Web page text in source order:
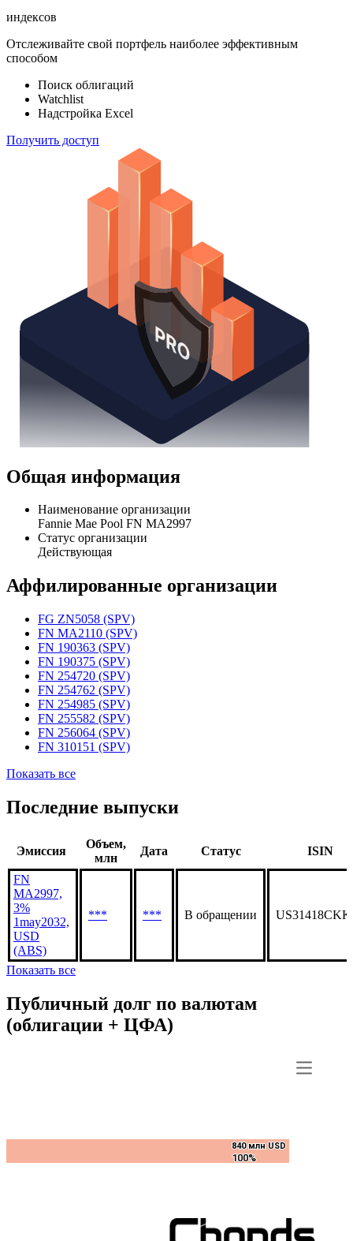
индексов
Отслеживайте свой портфель наиболее эффективным
способом
Поиск облигаций
Watchlist
Надстройка Excel
Получить доступ
Общая информация
Наименование организации
Fannie Mae Pool FN MA2997
Статус организации
Действующая
Аффилированные организации
FG ZN5058 (SPV)
FN MA2110 (SPV)
FN 190363 (SPV)
FN 190375 (SPV)
FN 254720 (SPV)
FN 254762 (SPV)
FN 254985 (SPV)
FN 255582 (SPV)
FN 256064 (SPV)
FN 310151 (SPV)
Показать все
Последние выпуски
Эмиссия
Объем,
млн
Дата Статус ISIN
FN
MA2997,
3%
1may2032,
USD
(ABS)
*** *** В обращении
Показать все
Публичный долг по валютам
(облигации + ЦФА)
840 млн USD
100%
840 млн USD
100%